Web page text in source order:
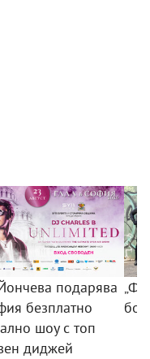
подарява
безплатно
шоу с топ
диджей